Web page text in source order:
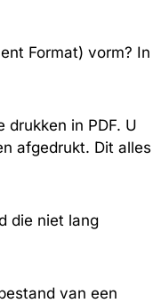
Format) vorm? In
in PDF. U
afgedrukt. Dit alles
die niet lang
van een